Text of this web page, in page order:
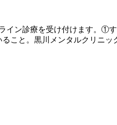
イン診療を受け付けます。
こと。黒川メンタルクリニ